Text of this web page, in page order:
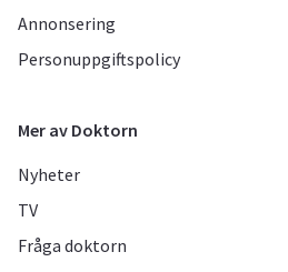
Annonsering
Personuppgiftspolicy
Mer av Doktorn
Nyheter
TV
Fråga doktorn